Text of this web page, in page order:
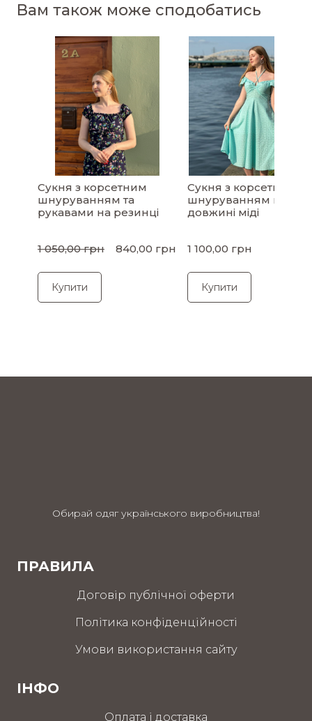
Вам також може сподобатись
Сукня з корсетним
шнуруванням та
рукавами на резинці
1 050,00 грн 840,00 грн
Купити
Сукня з корсетним
шнуруванням в
довжині міді
1 100,00 грн
Купити
Обирай одяг українського виробництва!
ПРАВИЛА
Договір публічної оферти
Політика конфіденційності
Умови використання сайту
ІНФО
Оплата і доставка